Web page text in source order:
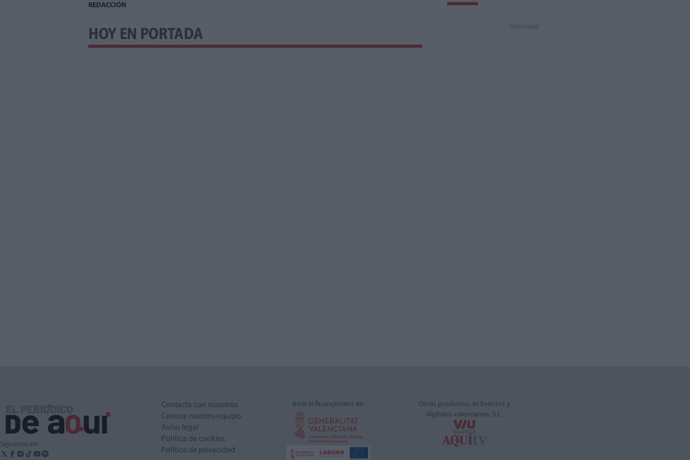
REDACCIÓN
HOY EN PORTADA
Síguenos en:
Contacta con nosotros
Conoce nuestro equipo
Aviso legal
Política de cookies
Política de privacidad
Amb el finançament de:
Otros productos de Eventos y
digitales valencianos, S.L.